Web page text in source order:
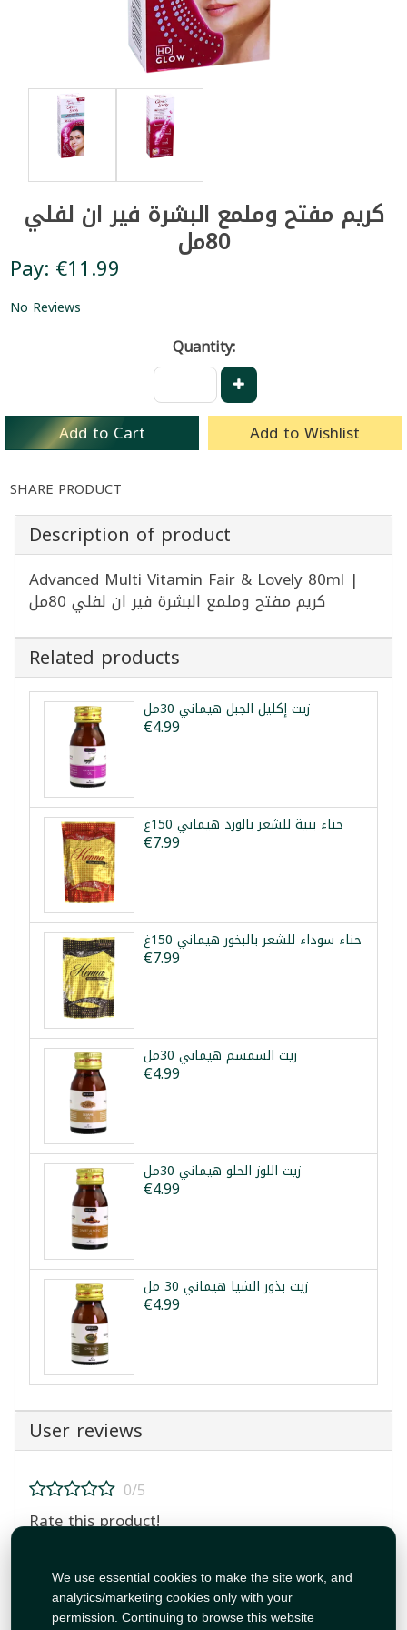
We use essential cookies to make the site work, and
analytics/marketing cookies only with your
permission. Continuing to browse this website
كريم مفتح وملمع البشرة فير ان لفلي
80مل
Pay: €11.99
No Reviews
Quantity:
Add to Cart Add to Wishlist
SHARE PRODUCT
Description of product
Advanced Multi Vitamin Fair & Lovely 80ml |
كريم مفتح وملمع البشرة فير ان لفلي 80مل
Related products
زيت إكليل الجبل هيماني 30مل
€4.99
حناء بنية للشعر بالورد هيماني 150غ
€7.99
حناء سوداء للشعر بالبخور هيماني 150غ
€7.99
زيت السمسم هيماني 30مل
€4.99
زيت اللوز الحلو هيماني 30مل
€4.99
زيت بذور الشيا هيماني 30 مل
€4.99
User reviews
0/5
Rate this product!